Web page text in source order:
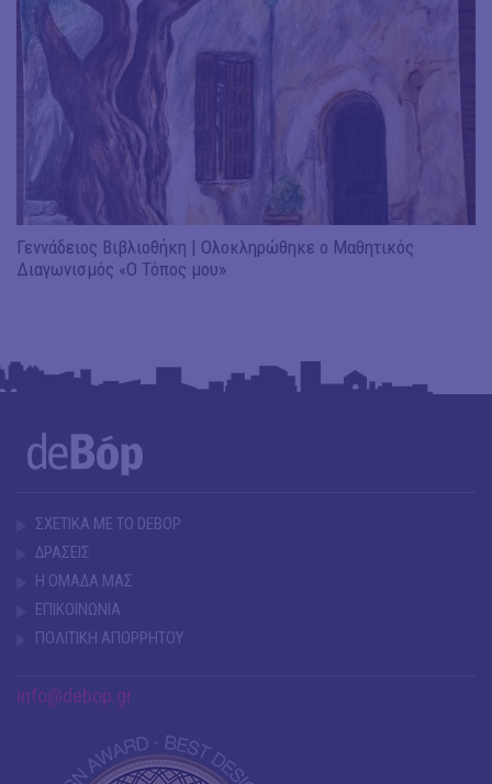
Γεννάδειος Βιβλιοθήκη | Ολοκληρώθηκε ο Μαθητικός
Διαγωνισμός «Ο Τόπος μου»
ΣΧΕΤΙΚΑ ΜΕ ΤΟ DEBOP
ΔΡΑΣΕΙΣ
Η ΟΜΑΔΑ ΜΑΣ
ΕΠΙΚΟΙΝΩΝΙΑ
ΠΟΛΙΤΙΚΗ ΑΠΟΡΡΗΤΟΥ
info@debop.gr